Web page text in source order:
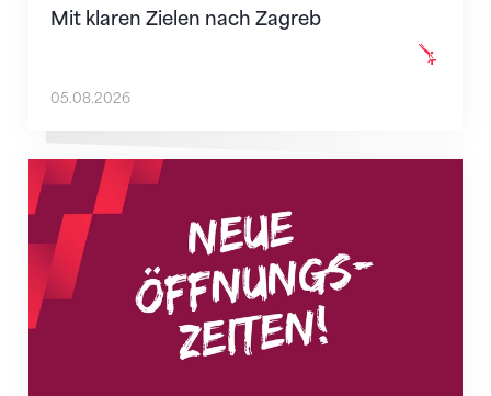
Mit klaren Zielen nach Zagreb
05.08.2026
Neue Empfangszeiten ab 1. August 2026